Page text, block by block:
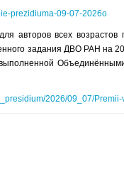
prezidiuma-09-07-2026o
авторов всех
задания ДВО РАН на
выполненной
2026/09_07/